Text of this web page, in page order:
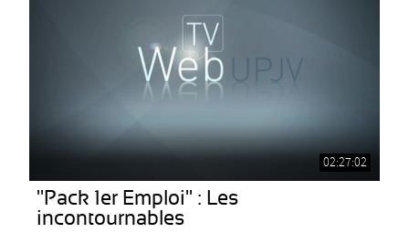
02:27:02
"Pack 1er Emploi" : Les
incontournables